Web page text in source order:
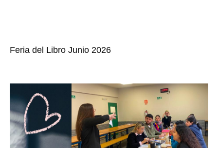
Feria del Libro Junio 2026